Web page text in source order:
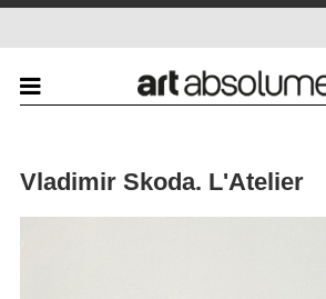
Vladimir Skoda. L'Atelier